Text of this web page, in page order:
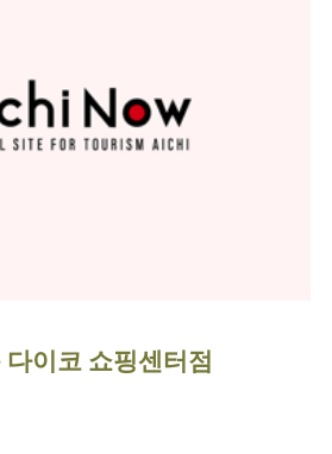
이코 쇼핑센터점